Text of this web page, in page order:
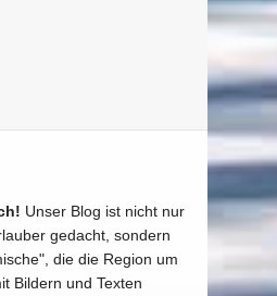
Unser Blog ist nicht nur
gedacht, sondern
die die Region um
Bildern und Texten